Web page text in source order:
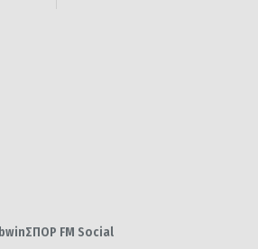
bwinΣΠΟΡ FM Social